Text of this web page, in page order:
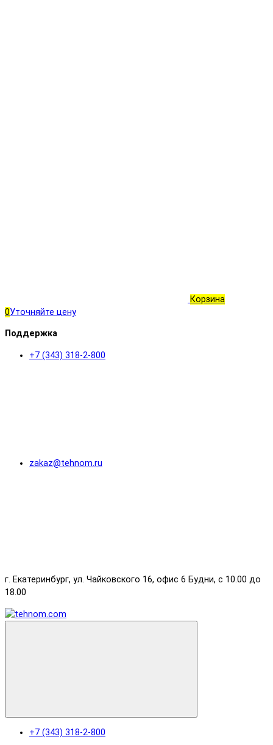
Корзина
0Уточняйте цену
Поддержка
+7 (343) 318-2-800
zakaz@tehnom.ru
г. Екатеринбург, ул. Чайковского 16, офис 6 Будни, с 10.00 до
18.00
+7 (343) 318-2-800